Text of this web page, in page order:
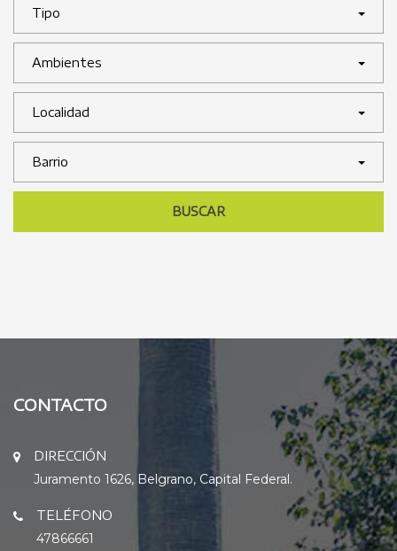
Tipo
Ambientes
Localidad
Barrio
BUSCAR
CONTACTO
DIRECCIÓN
Juramento 1626, Belgrano, Capital Federal.
TELÉFONO
47866661